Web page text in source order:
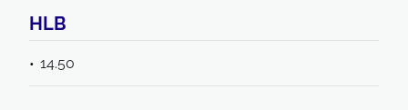
HLB
14.50